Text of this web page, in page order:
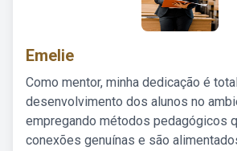
Emelie
Como mentor, minha dedicação é
desenvolvimento dos alunos no
empregando métodos pedagógicos
conexões genuínas e são